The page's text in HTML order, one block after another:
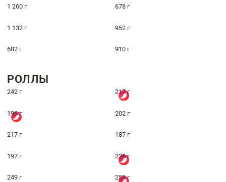
1 260 г 678 г
1 132 г 952 г
682 г 910 г
РОЛЛЫ
242 г 217 г
196 г 202 г
217 г 187 г
197 г 226 г
249 г 259 г